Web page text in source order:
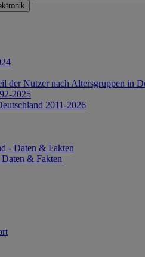
der Nutzer nach Altersgruppen in
2025
2011-2026
- Daten & Fakten
Daten & Fakten